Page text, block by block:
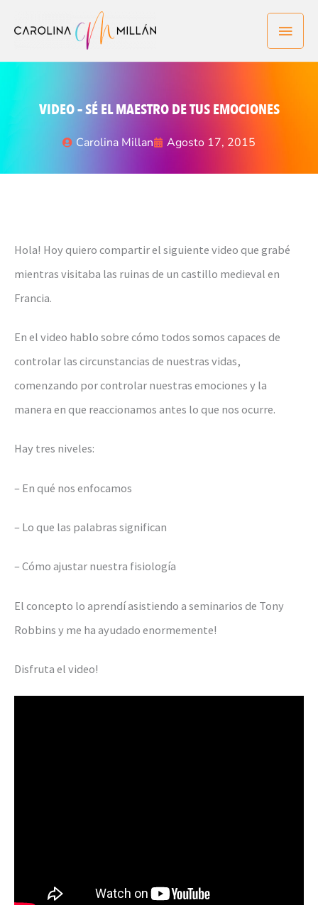
VIDEO – SÉ EL MAESTRO DE TUS EMOCIONES
Carolina Millan Agosto 17, 2015
Hola! Hoy quiero compartir el siguiente video que grabé
mientras visitaba las ruinas de un castillo medieval en
Francia.
En el video hablo sobre cómo todos somos capaces de
controlar las circunstancias de nuestras vidas,
comenzando por controlar nuestras emociones y la
manera en que reaccionamos antes lo que nos ocurre.
Hay tres niveles:
– En qué nos enfocamos
– Lo que las palabras significan
– Cómo ajustar nuestra fisiología
El concepto lo aprendí asistiendo a seminarios de Tony
Robbins y me ha ayudado enormemente!
Disfruta el video!